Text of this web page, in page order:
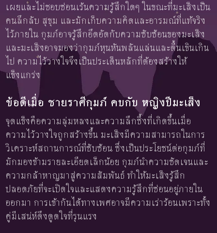
เผยและไม่ชอบซ่อนเร้นความรู้สึกใดๆ ในขณะที่มะเส็งเป็น
คนลึกลับ สุขุม และมักเก็บความคิดและอารมณ์ที่แท้จริง
ไว้ภายใน กุมภ์อาจรู้สึกอึดอัดกับความซับซ้อนของมะเส็ง
และมะเส็งอาจมองว่ากุมภ์หุนหันพลันแล่นและตื้นเขินเกิน
ไป ความไว้วางใจจึงเป็นประเด็นหลักที่ต้องสร้างให้
แข็งแกร่ง
ข้อดีเมื่อ ชายราศีกุมภ์ คบกับ หญิงปีมะเส็ง
จุดแข็งคือความลุ่มหลงและความลึกซึ้งที่เกิดขึ้นเมื่อ
ความไว้วางใจถูกสร้างขึ้น มะเส็งมีความสามารถในการ
วิเคราะห์สถานการณ์ที่ซับซ้อน ซึ่งเป็นประโยชน์ต่อกุมภ์ที่
มักมองข้ามรายละเอียดเล็กน้อย กุมภ์นำความชัดเจนและ
ความกล้าหาญมาสู่ความสัมพันธ์ ทำให้มะเส็งรู้สึก
ปลอดภัยที่จะเปิดใจและแสดงความรู้สึกที่ซ่อนอยู่ภายใน
ออกมา การเข้ากันได้ทางเพศอาจมีความเร่าร้อนเพราะทั้ง
คู่มีเสน่ห์ดึงดูดใจที่รุนแรง